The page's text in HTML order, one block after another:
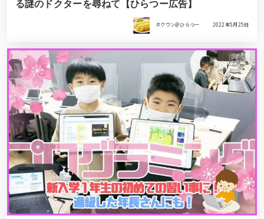
る謎のドクターを尋ねて【ひらつー広告】
タクワン＠ひらつー 2022年5月25日